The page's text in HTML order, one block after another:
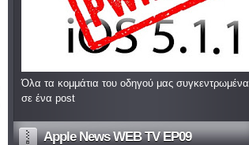
Όλα τα κομμάτια του οδηγού μας συγκεντρωμένα
σε ένα post
Apple News WEB TV EP09